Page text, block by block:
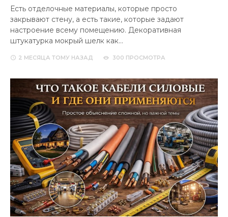
Есть отделочные материалы, которые просто
закрывают стену, а есть такие, которые задают
настроение всему помещению. Декоративная
штукатурка мокрый шелк как…
2 МЕСЯЦА ТОМУ НАЗАД 300 ПРОСМОТРА